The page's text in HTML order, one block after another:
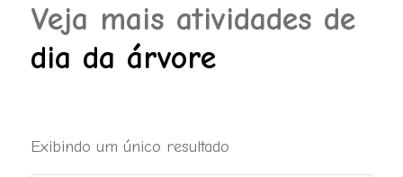
Veja mais atividades de
dia da árvore
Exibindo um único resultado